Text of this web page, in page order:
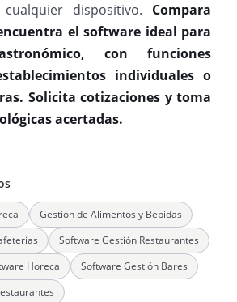
dispositivo. Compara
el software ideal para
con funciones
individuales o
Solicita cotizaciones y toma
acertadas.
Gestión de Alimentos y Bebidas
Software Gestión Restaurantes
Horeca
Software Gestión Bares